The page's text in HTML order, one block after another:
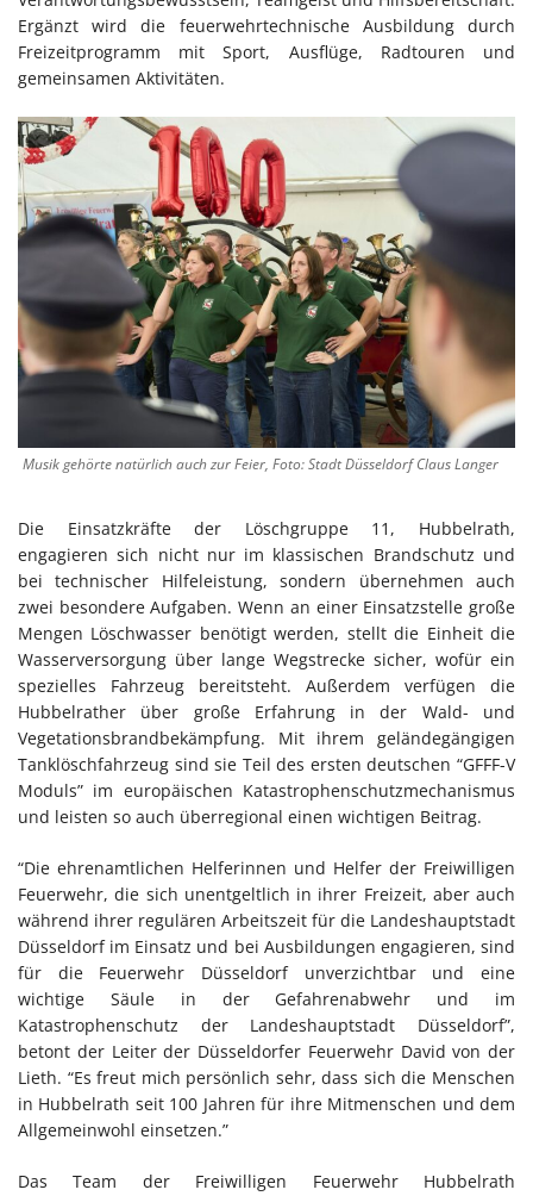
Ergänzt wird die feuerwehrtechnische Ausbildung durch
Freizeitprogramm mit Sport, Ausflüge, Radtouren und
gemeinsamen Aktivitäten.
Musik gehörte natürlich auch zur Feier, Foto: Stadt Düsseldorf Claus Langer
Die Einsatzkräfte der Löschgruppe 11, Hubbelrath,
engagieren sich nicht nur im klassischen Brandschutz und
bei technischer Hilfeleistung, sondern übernehmen auch
zwei besondere Aufgaben. Wenn an einer Einsatzstelle große
Mengen Löschwasser benötigt werden, stellt die Einheit die
Wasserversorgung über lange Wegstrecke sicher, wofür ein
spezielles Fahrzeug bereitsteht. Außerdem verfügen die
Hubbelrather über große Erfahrung in der Wald- und
Vegetationsbrandbekämpfung. Mit ihrem geländegängigen
Tanklöschfahrzeug sind sie Teil des ersten deutschen “GFFF-V
Moduls” im europäischen Katastrophenschutzmechanismus
und leisten so auch überregional einen wichtigen Beitrag.
“Die ehrenamtlichen Helferinnen und Helfer der Freiwilligen
Feuerwehr, die sich unentgeltlich in ihrer Freizeit, aber auch
während ihrer regulären Arbeitszeit für die Landeshauptstadt
Düsseldorf im Einsatz und bei Ausbildungen engagieren, sind
für die Feuerwehr Düsseldorf unverzichtbar und eine
wichtige Säule in der Gefahrenabwehr und im
Katastrophenschutz der Landeshauptstadt Düsseldorf”,
betont der Leiter der Düsseldorfer Feuerwehr David von der
Lieth. “Es freut mich persönlich sehr, dass sich die Menschen
in Hubbelrath seit 100 Jahren für ihre Mitmenschen und dem
Allgemeinwohl einsetzen.”
Das Team der Freiwilligen Feuerwehr Hubbelrath